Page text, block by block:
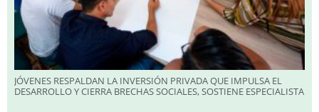
JÓVENES RESPALDAN LA INVERSIÓN PRIVADA QUE IMPULSA EL
DESARROLLO Y CIERRA BRECHAS SOCIALES, SOSTIENE ESPECIALISTA